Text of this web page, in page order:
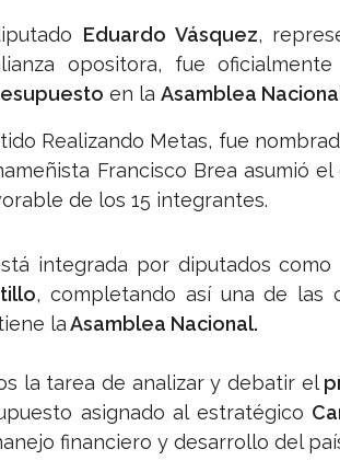
Eduardo Vásquez,
opositora, fue oficialmente
en la Asamblea
Realizando Metas, fue
Francisco Brea asumió
de los 15 integrantes.
integrada por diputados como
, completando así una de las
laAsamblea Nacional.
la tarea de analizar y debatir el
asignado al estratégico
financiero y desarrollo del